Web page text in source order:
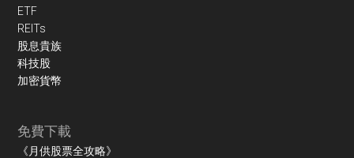
ETF
REITs
股息貴族
科技股
加密貨幣
免費下載
《月供股票全攻略》